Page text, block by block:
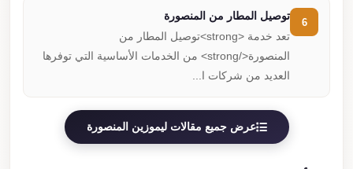
توصيل المطار من المنصورة
تعد خدمة <strong>توصيل المطار من
المنصورة</strong> من الخدمات الأساسية التي توفرها
العديد من شركات ا...
عرض جميع مقالات ليموزين المنصورة